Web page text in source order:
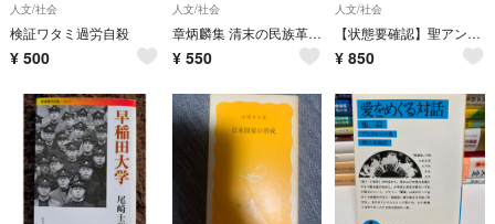
人文/社会
検証ワタミ過労自殺
¥ 500
人文/社会
章炳麟集 清末の民族革命思想
¥ 550
人文/社会
【状態要確認】聖アンセルムス モノロギオン
¥ 850